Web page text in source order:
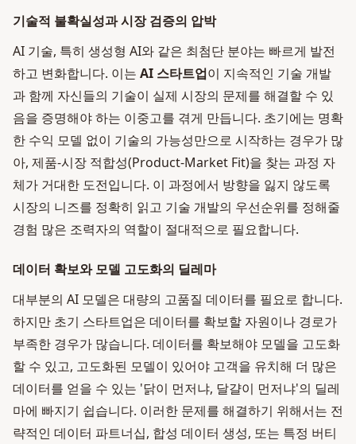
기술적 불확실성과 시장 검증의 압박
AI 기술, 특히 생성형 AI와 같은 최첨단 분야는 빠르게 발전
하고 변화합니다. 이는 AI 스타트업이 지속적인 기술 개발
과 함께 자신들의 기술이 실제 시장의 문제를 해결할 수 있
음을 증명해야 하는 이중고를 겪게 만듭니다. 초기에는 명확
한 수익 모델 없이 기술의 가능성만으로 시작하는 경우가 많
아, 제품-시장 적합성(Product-Market Fit)을 찾는 과정 자
체가 거대한 도전입니다. 이 과정에서 방향을 잃지 않도록
시장의 니즈를 정확히 읽고 기술 개발의 우선순위를 정해줄
경험 많은 조력자의 역할이 절대적으로 필요합니다.
데이터 확보와 모델 고도화의 딜레마
대부분의 AI 모델은 대량의 고품질 데이터를 필요로 합니다.
하지만 초기 스타트업은 데이터를 확보할 자원이나 경로가
부족한 경우가 많습니다. 데이터를 확보해야 모델을 고도화
할 수 있고, 고도화된 모델이 있어야 고객을 유치해 더 많은
데이터를 얻을 수 있는 '닭이 먼저냐, 달걀이 먼저냐'의 딜레
마에 빠지기 쉽습니다. 이러한 문제를 해결하기 위해서는 전
략적인 데이터 파트너십, 합성 데이터 생성, 또는 특정 버티